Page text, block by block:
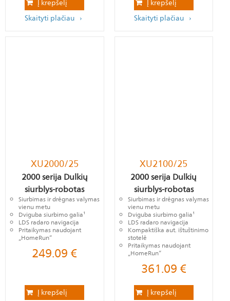
Į krepšelį
Skaityti plačiau
Į krepšelį
Skaityti plačiau
XU2000/25
2000 serija Dulkių
siurblys-robotas
Siurbimas ir drėgnas valymas
vienu metu
Dviguba siurbimo galia¹
LDS radaro navigacija
Pritaikymas naudojant
„HomeRun“
249.09€
Į krepšelį
XU2100/25
2000 serija Dulkių
siurblys-robotas
Siurbimas ir drėgnas valymas
vienu metu
Dviguba siurbimo galia¹
LDS radaro navigacija
Kompaktiška aut. ištuštinimo
stotelė
Pritaikymas naudojant
„HomeRun“
361.09€
Į krepšelį